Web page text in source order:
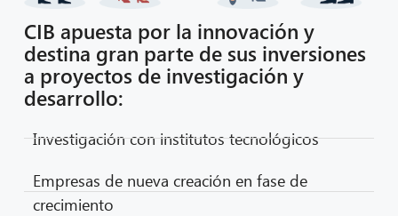
CIB apuesta por la innovación y
destina gran parte de sus inversiones
a proyectos de investigación y
desarrollo:
Investigación con institutos tecnológicos
Empresas de nueva creación en fase de
crecimiento